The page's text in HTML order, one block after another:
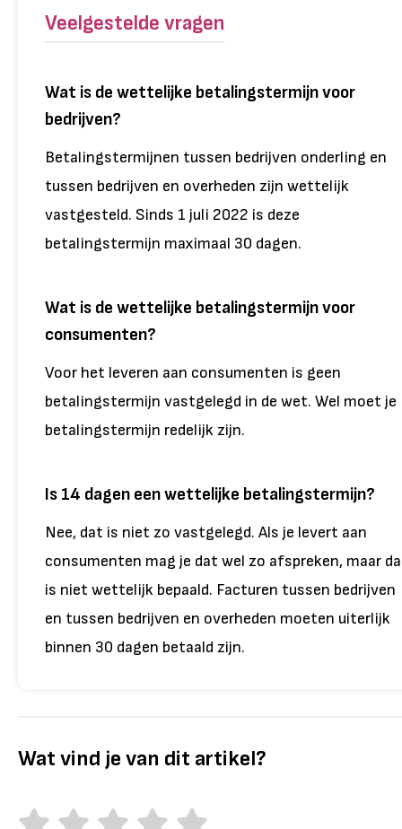
Veelgestelde vragen
Wat is de wettelijke betalingstermijn voor
bedrijven?
Betalingstermijnen tussen bedrijven onderling en
tussen bedrijven en overheden zijn wettelijk
vastgesteld. Sinds 1 juli 2022 is deze
betalingstermijn maximaal 30 dagen.
Wat is de wettelijke betalingstermijn voor
consumenten?
Voor het leveren aan consumenten is geen
betalingstermijn vastgelegd in de wet. Wel moet je
betalingstermijn redelijk zijn.
Is 14 dagen een wettelijke betalingstermijn?
Nee, dat is niet zo vastgelegd. Als je levert aan
consumenten mag je dat wel zo afspreken, maar
is niet wettelijk bepaald. Facturen tussen bedrijven
en tussen bedrijven en overheden moeten uiterlijk
binnen 30 dagen betaald zijn.
Wat vind je van dit artikel?